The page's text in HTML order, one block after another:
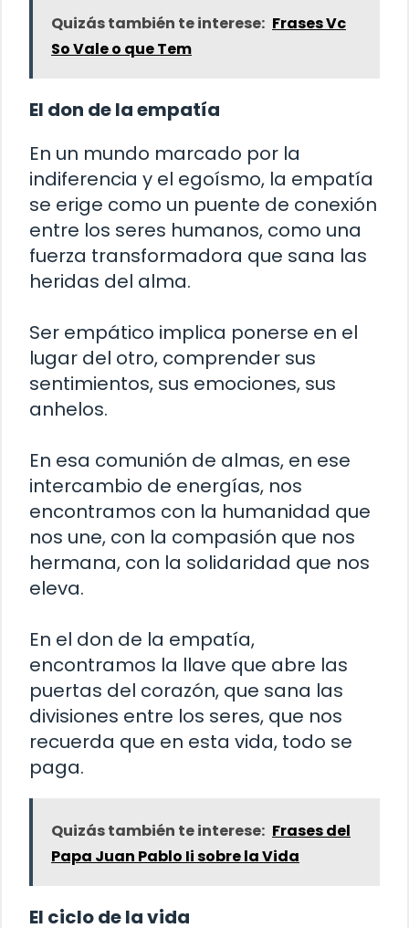
Quizás también te interese: Frases Vc
So Vale o que Tem
El don de la empatía
En un mundo marcado por la
indiferencia y el egoísmo, la empatía
se erige como un puente de conexión
entre los seres humanos, como una
fuerza transformadora que sana las
heridas del alma.
Ser empático implica ponerse en el
lugar del otro, comprender sus
sentimientos, sus emociones, sus
anhelos.
En esa comunión de almas, en ese
intercambio de energías, nos
encontramos con la humanidad que
nos une, con la compasión que nos
hermana, con la solidaridad que nos
eleva.
En el don de la empatía,
encontramos la llave que abre las
puertas del corazón, que sana las
divisiones entre los seres, que nos
recuerda que en esta vida, todo se
paga.
Quizás también te interese: Frases del
Papa Juan Pablo Ii sobre la Vida
El ciclo de la vida